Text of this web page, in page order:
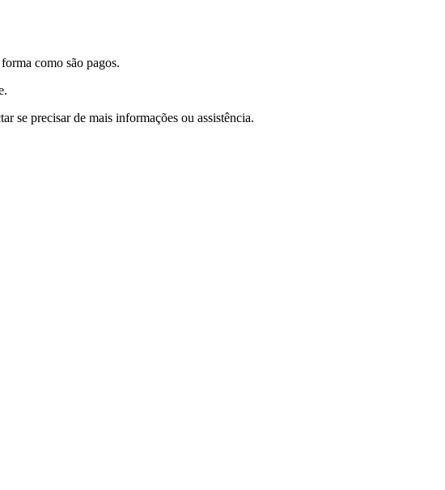
como são pagos.
se precisar de mais informações ou assistência.